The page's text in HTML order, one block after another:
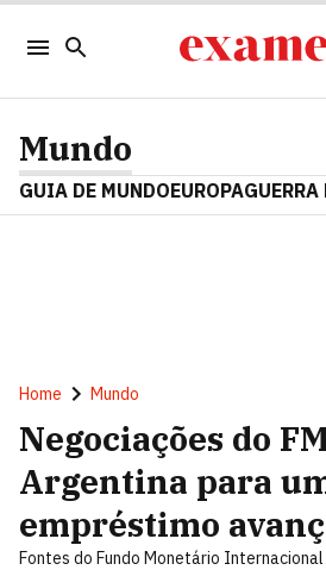
Mundo
GUIA DE MUNDOEUROPA
Home Mundo
Negociações do
Argentina para
empréstimo
Fontes do Fundo Monetário